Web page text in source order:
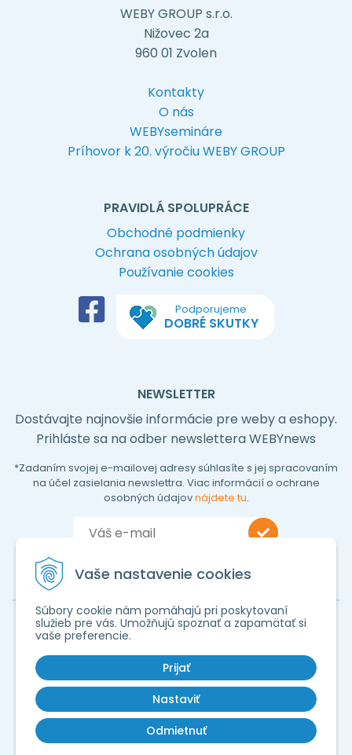
Vaše nastavenie cookies
Súbory cookie nám pomáhajú pri poskytovaní
služieb pre vás. Umožňujú spoznať a zapamätať si
vaše preferencie.
Prijať
Nastaviť
Odmietnuť
WEBY GROUP s.r.o.
Nižovec 2a
960 01 Zvolen
Kontakty
O nás
WEBYsemináre
Príhovor k 20. výročiu WEBY GROUP
PRAVIDLÁ SPOLUPRÁCE
Obchodné podmienky
Ochrana osobných údajov
Používanie cookies
Podporujeme
DOBRÉ SKUTKY
NEWSLETTER
Dostávajte najnovšie informácie pre weby a eshopy.
Prihláste sa na odber newslettera WEBYnews
*Zadaním svojej e-mailovej adresy súhlasíte s jej spracovaním
na účel zasielania newslettra. Viac informácií o ochrane
osobných údajovnájdete tu.
© Copyright 2001 - 2026 WEBY GROUP